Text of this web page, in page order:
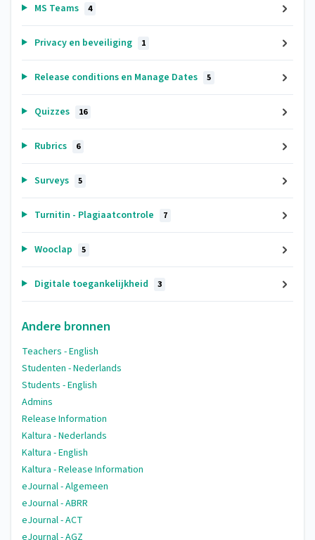
MS Teams 4
Privacy en beveiliging 1
Release conditions en Manage Dates 5
Quizzes 16
Rubrics 6
Surveys 5
Turnitin - Plagiaatcontrole 7
Wooclap 5
Digitale toegankelijkheid 3
Andere bronnen
Teachers - English
Studenten - Nederlands
Students - English
Admins
Release Information
Kaltura - Nederlands
Kaltura - English
Kaltura - Release Information
eJournal - Algemeen
eJournal - ABRR
eJournal - ACT
eJournal - AGZ